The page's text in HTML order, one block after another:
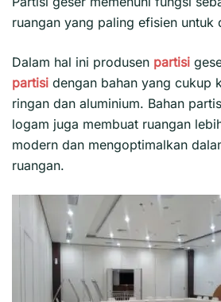
ruangan yang paling efisien untuk
Dalam hal ini produsen partisi
partisi dengan bahan yang cukup
ringan dan aluminium. Bahan
logam juga membuat ruangan
modern dan mengoptimalkan
ruangan.